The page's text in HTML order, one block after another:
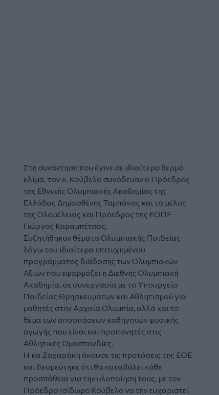
Στη συνάντηση που έγινε σε ιδιαίτερα θερμό
κλίμα, τον κ. Κούβελο συνόδευαν ο Πρόεδρος
της Εθνικής Ολυμπιακής Ακαδημίας της
Ελλάδας Δημοσθένης Ταμπάκος και το μέλος
της Ολομέλειας και Πρόεδρος της ΕΟΠΕ
Γιώργος Καραμπέτσος.
Συζητήθηκαν θέματα Ολυμπιακής Παιδείας
λόγω του ιδιαίτερα επιτυχημένου
προγράμματος διάδοσης των Ολυμπιακών
Αξιών που εφαρμόζει η Διεθνής Ολυμπιακή
Ακαδημία, σε συνεργασία με το Υπουργείο
Παιδείας Θρησκευμάτων και Αθλητισμού για
μαθητές στην Αρχαία Ολυμπία, αλλά και το
θέμα των αποσπάσεων καθηγητών φυσικής
αγωγής που είναι και προπονητές στις
Αθλητικές Ομοσπονδίες.
Η κα Ζαχαράκη άκουσε τις προτάσεις της ΕΟΕ
και δεσμεύτηκε ότι θα καταβάλει κάθε
προσπάθεια για την υλοποίηση τους, με τον
Πρόεδρο Ισίδωρο Κούβελο να την ευχαριστεί